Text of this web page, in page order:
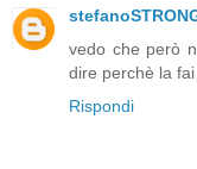
vedo che però
dire perchè la
Rispondi